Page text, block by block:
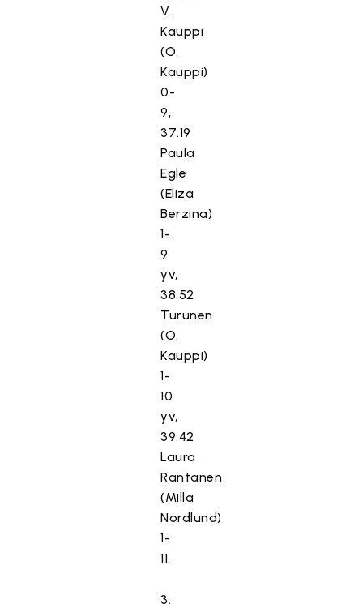
V.
Kauppi
(O.
Kauppi)
0-
9,
37.19
Paula
Egle
(Eliza
Berzina)
1-
9
yv,
38.52
Turunen
(O.
Kauppi)
1-
10
yv,
39.42
Laura
Rantanen
(Milla
Nordlund)
1-
11.
3.